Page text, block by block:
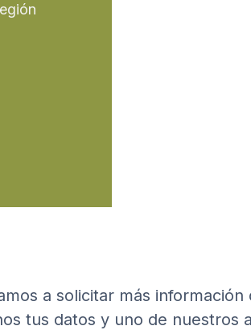
a solicitar más
tus datos y uno de nuestros